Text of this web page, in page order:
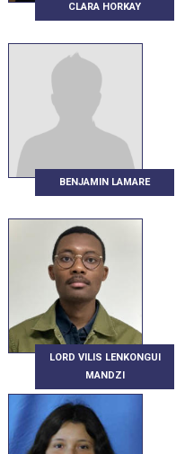
CLARA HORKAY
BENJAMIN LAMARE
LORD VILIS LENKONGUI
MANDZI